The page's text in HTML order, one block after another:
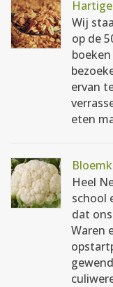
Wij
op de
ervan
eten
Heel
school
dat
Waren